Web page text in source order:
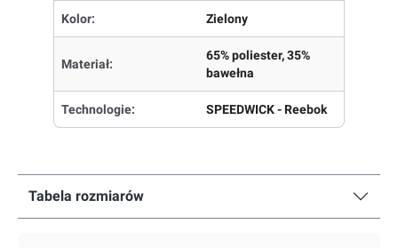
Kolor: Zielony
Materiał:
65% poliester, 35%
bawełna
Technologie: SPEEDWICK - Reebok
Tabela rozmiarów